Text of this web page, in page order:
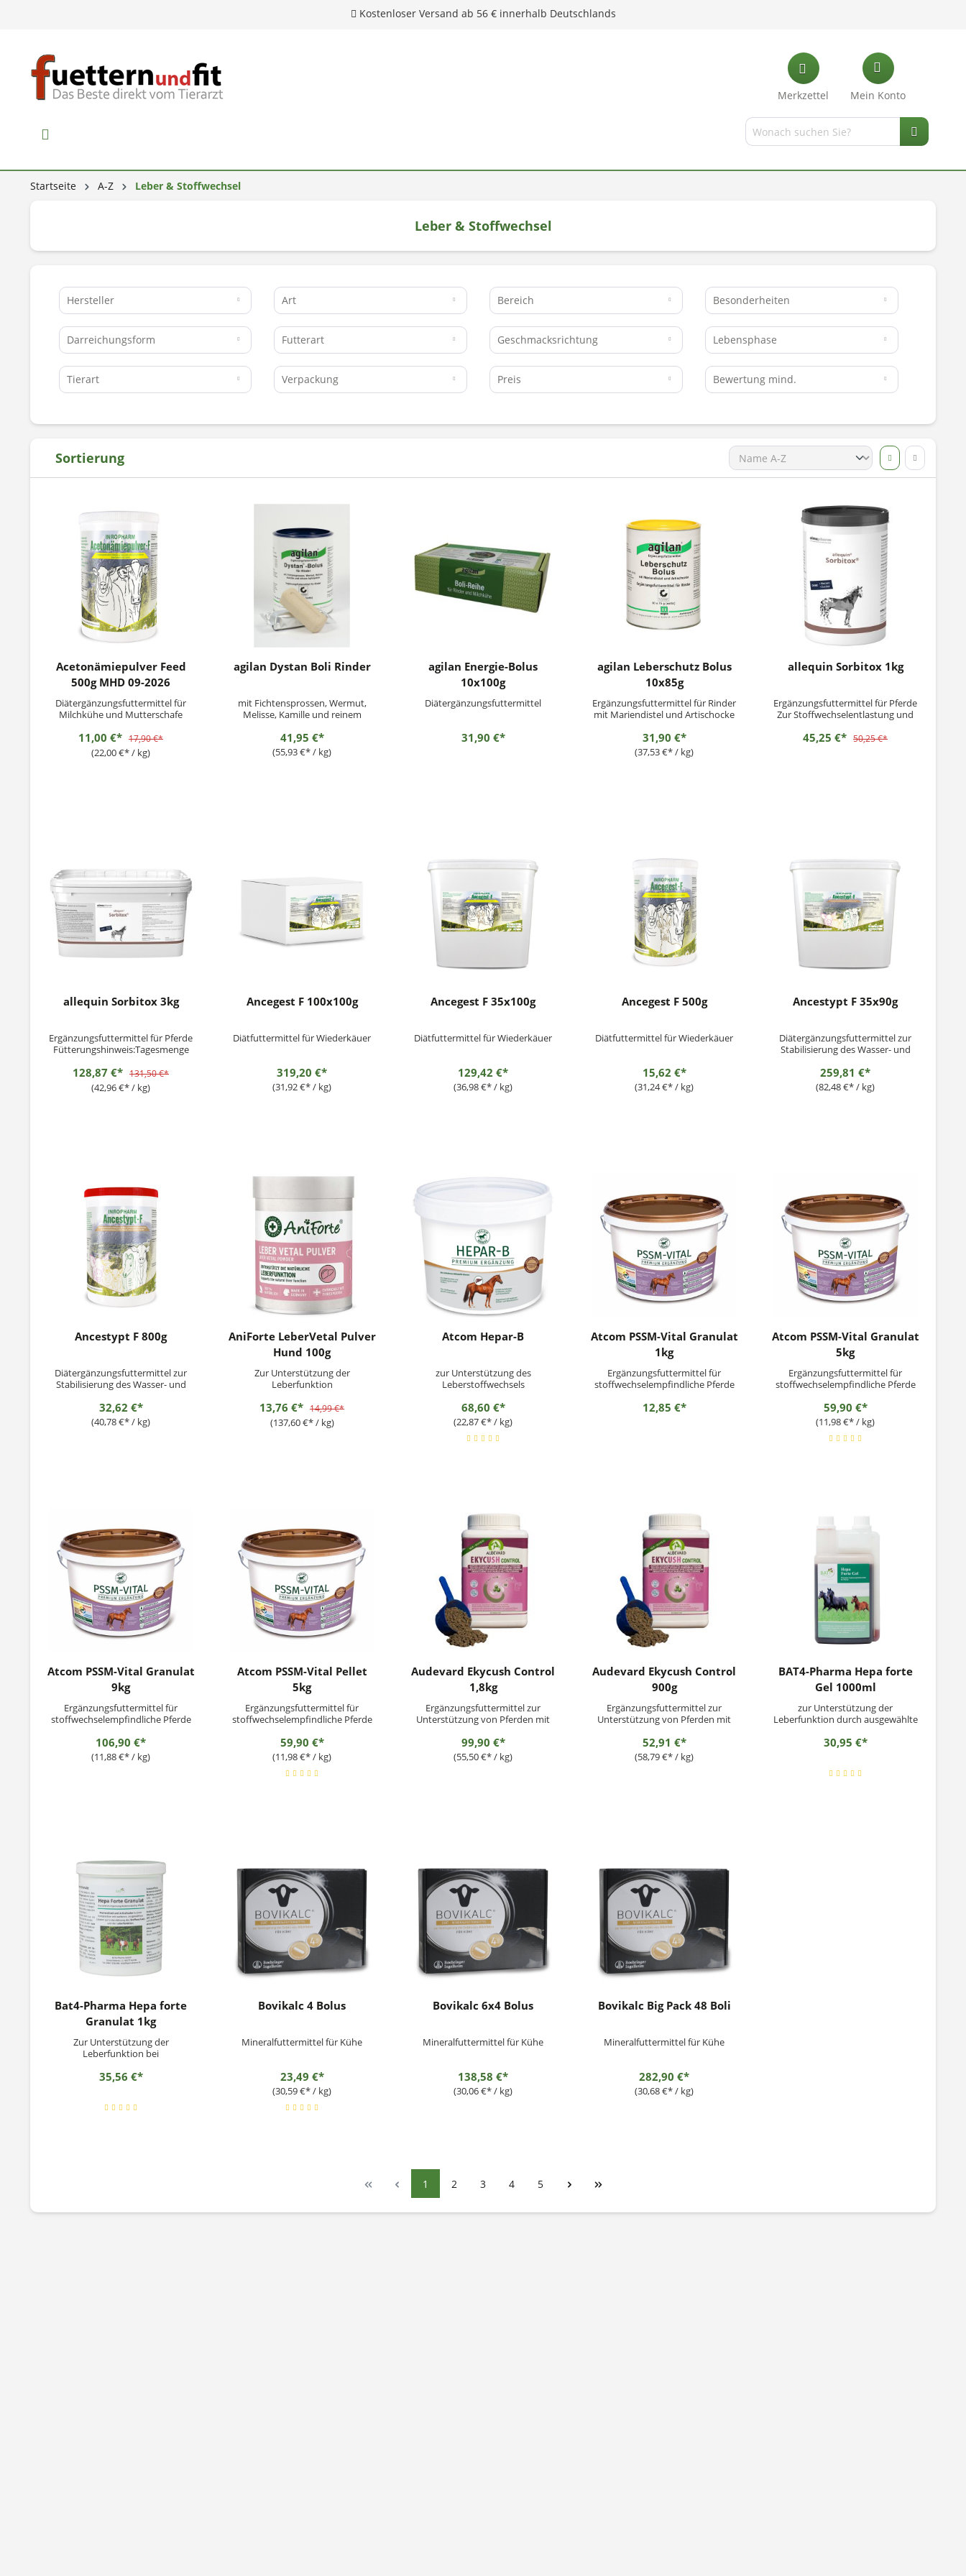
Unsere Hotline: 0 28 04 - 18 29 27 0
Merkzettel Mein Konto
Startseite A-Z Leber & Stoffwechsel
Leber & Stoffwechsel
Hersteller Art Bereich Besonderheiten
Darreichungsform Futterart Geschmacksrichtung Lebensphase
Tierart Verpackung Preis Bewertung mind.
Sortierung
Acetonämiepulver Feed
500g MHD 09-2026
Diätergänzungsfuttermittel für
Milchkühe und Mutterschafe
11,00 €* 17,90 €*
(22,00 €* / kg)
agilan Dystan Boli Rinder
mit Fichtensprossen, Wermut,
Melisse, Kamille und reinem
41,95 €*
(55,93 €* / kg)
agilan Energie-Bolus
10x100g
Diätergänzungsfuttermittel
31,90 €*
agilan Leberschutz Bolus
10x85g
Ergänzungsfuttermittel für Rinder
mit Mariendistel und Artischocke
31,90 €*
(37,53 €* / kg)
allequin Sorbitox 1kg
Ergänzungsfuttermittel für Pferde
Zur Stoffwechselentlastung und
Fütterungshinweis:Tagesmenge
45,25 €* 50,25 €*
allequin Sorbitox 3kg
Ergänzungsfuttermittel für Pferde
Fütterungshinweis:Tagesmenge
(jeweils 1,5 Messlöffel) unter das
Futter mischen. Maximale
Tagesmenge pro 600 kg
128,87 €* 131,50 €*
(42,96 €* / kg)
Ancegest F 100x100g
Diätfuttermittel für Wiederkäuer
319,20 €*
(31,92 €* / kg)
Ancegest F 35x100g
Diätfuttermittel für Wiederkäuer
129,42 €*
(36,98 €* / kg)
Ancegest F 500g
Diätfuttermittel für Wiederkäuer
15,62 €*
(31,24 €* / kg)
Ancestypt F 35x90g
Diätergänzungsfuttermittel zur
Stabilisierung des Wasser- und
Unterstützung der physiologischen
Verdauung für Kälber, Schweine,
Lämmer, Ziegenlämmer und
259,81 €*
(82,48 €* / kg)
Ancestypt F 800g
Diätergänzungsfuttermittel zur
Stabilisierung des Wasser- und
Unterstützung der physiologischen
Verdauung für Kälber, Schweine,
Lämmer, Ziegenlämmer und
32,62 €*
(40,78 €* / kg)
AniForte LeberVetal Pulver
Hund 100g
Zur Unterstützung der
Leberfunktion
13,76 €* 14,99 €*
(137,60 €* / kg)
Atcom Hepar-B
zur Unterstützung des
Leberstoffwechsels
68,60 €*
(22,87 €* / kg)
Atcom PSSM-Vital Granulat
1kg
Ergänzungsfuttermittel für
stoffwechselempfindliche Pferde
12,85 €*
Atcom PSSM-Vital Granulat
5kg
Ergänzungsfuttermittel für
stoffwechselempfindliche Pferde
59,90 €*
(11,98 €* / kg)
Atcom PSSM-Vital Granulat
9kg
Ergänzungsfuttermittel für
stoffwechselempfindliche Pferde
106,90 €*
(11,88 €* / kg)
Atcom PSSM-Vital Pellet
5kg
Ergänzungsfuttermittel für
stoffwechselempfindliche Pferde
59,90 €*
(11,98 €* / kg)
Audevard Ekycush Control
1,8kg
Ergänzungsfuttermittel zur
Unterstützung von Pferden mit
SyndromFütterungsempfehlung:1
Messlöffel einmal täglich.Die Dosis
kann nach Rücksprache mit Ihrem
99,90 €*
(55,50 €* / kg)
Audevard Ekycush Control
900g
Ergänzungsfuttermittel zur
Unterstützung von Pferden mit
SyndromFütterungsempfehlung:1
Messlöffel einmal täglich.Die Dosis
kann nach Rücksprache mit Ihrem
52,91 €*
(58,79 €* / kg)
BAT4-Pharma Hepa forte
Gel 1000ml
zur Unterstützung der
Leberfunktion durch ausgewählte
30,95 €*
Bat4-Pharma Hepa forte
Granulat 1kg
Zur Unterstützung der
Leberfunktion bei
35,56 €*
Bovikalc 4 Bolus
Mineralfuttermittel für Kühe
23,49 €*
(30,59 €* / kg)
Bovikalc 6x4 Bolus
Mineralfuttermittel für Kühe
138,58 €*
(30,06 €* / kg)
Bovikalc Big Pack 48 Boli
Mineralfuttermittel für Kühe
282,90 €*
(30,68 €* / kg)
1 2 3 4 5